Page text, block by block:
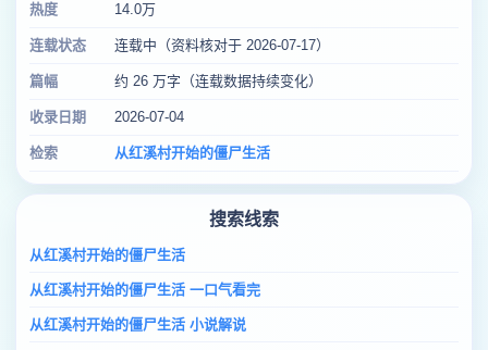
热度 14.0万
连载状态 连载中（资料核对于 2026-07-17）
篇幅 约 26 万字（连载数据持续变化）
收录日期 2026-07-04
检索 从红溪村开始的僵尸生活
搜索线索
从红溪村开始的僵尸生活
从红溪村开始的僵尸生活 一口气看完
从红溪村开始的僵尸生活 小说解说